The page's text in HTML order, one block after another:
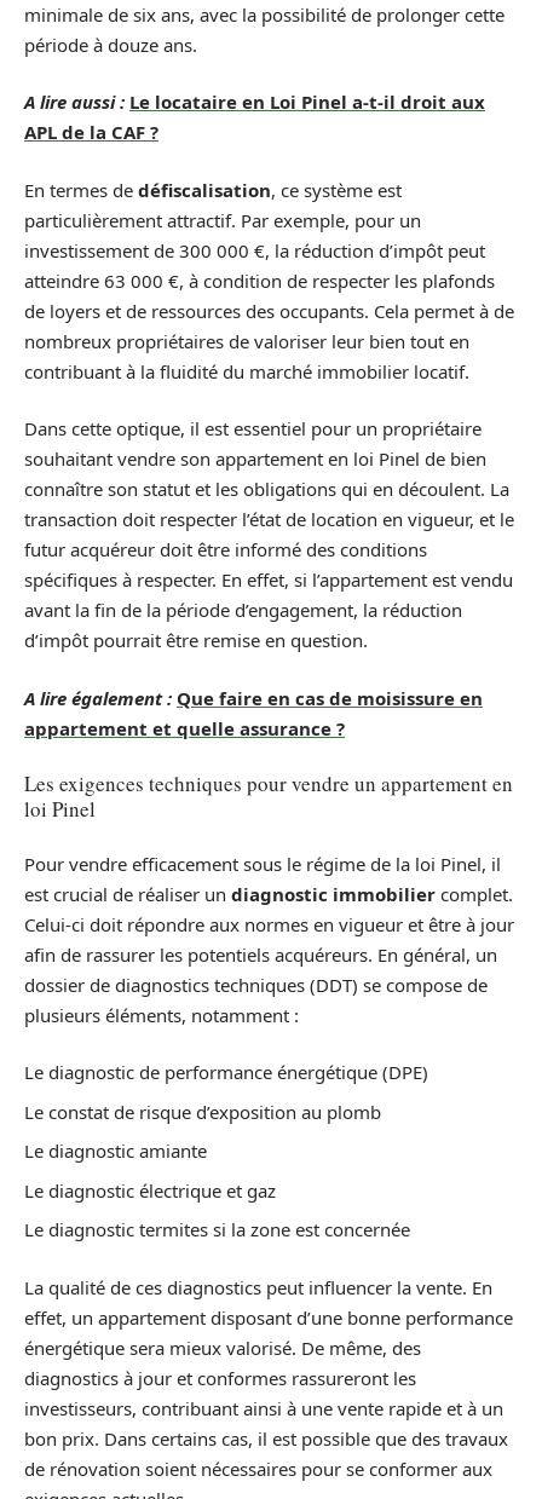
minimale de six ans, avec la possibilité de prolonger cette
période à douze ans.
A lire aussi : Le locataire en Loi Pinel a-t-il droit aux
APL de la CAF ?
En termes de défiscalisation, ce système est
particulièrement attractif. Par exemple, pour un
investissement de 300 000 €, la réduction d’impôt peut
atteindre 63 000 €, à condition de respecter les plafonds
de loyers et de ressources des occupants. Cela permet à de
nombreux propriétaires de valoriser leur bien tout en
contribuant à la fluidité du marché immobilier locatif.
Dans cette optique, il est essentiel pour un propriétaire
souhaitant vendre son appartement en loi Pinel de bien
connaître son statut et les obligations qui en découlent. La
transaction doit respecter l’état de location en vigueur, et le
futur acquéreur doit être informé des conditions
spécifiques à respecter. En effet, si l’appartement est vendu
avant la fin de la période d’engagement, la réduction
d’impôt pourrait être remise en question.
A lire également : Que faire en cas de moisissure en
appartement et quelle assurance ?
Les exigences techniques pour vendre un appartement en
loi Pinel
Pour vendre efficacement sous le régime de la loi Pinel, il
est crucial de réaliser un diagnostic immobilier complet.
Celui-ci doit répondre aux normes en vigueur et être à jour
afin de rassurer les potentiels acquéreurs. En général, un
dossier de diagnostics techniques (DDT) se compose de
plusieurs éléments, notamment :
Le diagnostic de performance énergétique (DPE)
Le constat de risque d’exposition au plomb
Le diagnostic amiante
Le diagnostic électrique et gaz
Le diagnostic termites si la zone est concernée
La qualité de ces diagnostics peut influencer la vente. En
effet, un appartement disposant d’une bonne performance
énergétique sera mieux valorisé. De même, des
diagnostics à jour et conformes rassureront les
investisseurs, contribuant ainsi à une vente rapide et à un
bon prix. Dans certains cas, il est possible que des travaux
de rénovation soient nécessaires pour se conformer aux